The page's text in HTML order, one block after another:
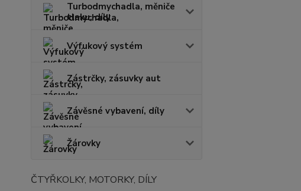
Turbodmychadla, měniče
tlaku, díly
Výfukový systém
Zástrčky, zásuvky aut
Závěsné vybavení, díly
Žárovky
ČTYŘKOLKY, MOTORKY, DÍLY